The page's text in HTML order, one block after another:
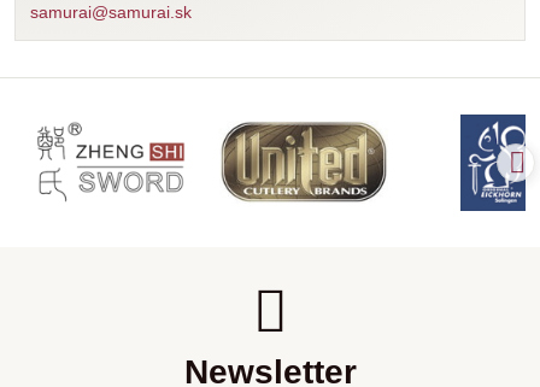
samurai@samurai.sk
Newsletter